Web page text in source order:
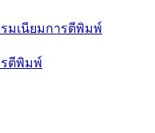
มเนียมการตีพิมพ์
รตีพิมพ์